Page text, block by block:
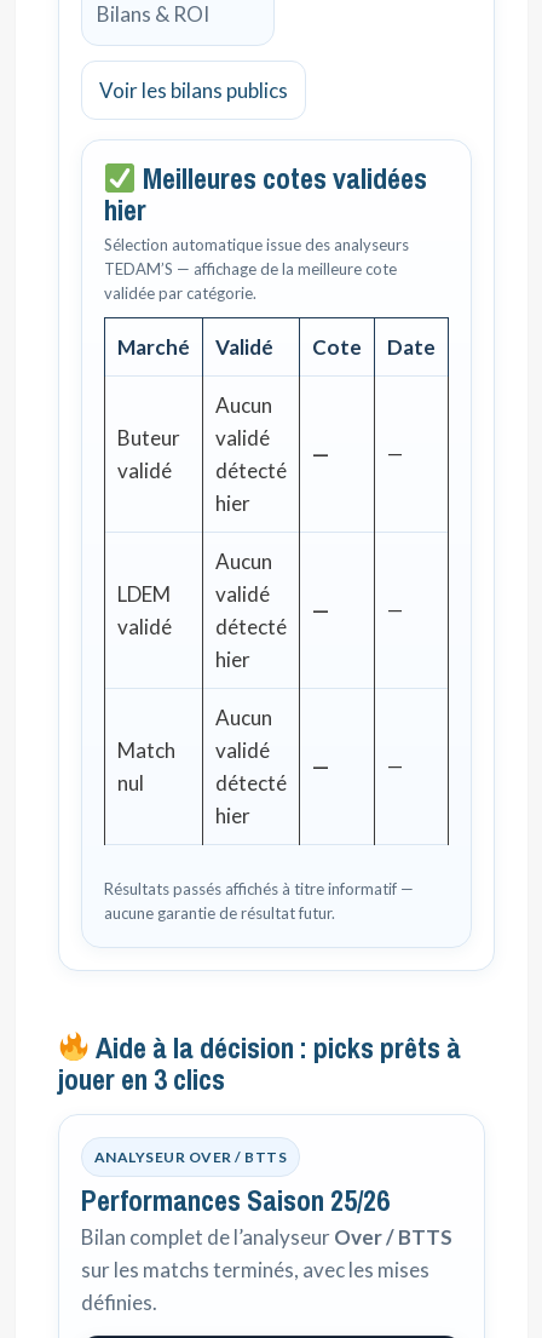
Bilans & ROI
Voir les bilans publics
Meilleures cotes validées
hier
Sélection automatique issue des analyseurs
TEDAM’S — affichage de la meilleure cote
validée par catégorie.
Marché Validé Cote Date
Buteur
validé
Aucun
validé
détecté
hier
— —
LDEM
validé
Aucun
validé
détecté
hier
— —
Match
nul
Aucun
validé
détecté
hier
— —
Résultats passés affichés à titre informatif —
aucune garantie de résultat futur.
Aide à la décision : picks prêts à
jouer en 3 clics
ANALYSEUR OVER / BTTS
Performances Saison 25/26
Bilan complet de l’analyseurOver / BTTS
sur les matchs terminés, avec les mises
définies.